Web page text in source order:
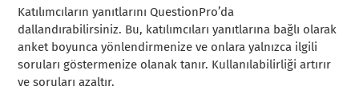
Katılımcıların yanıtlarını QuestionPro’da
dallandırabilirsiniz. Bu, katılımcıları yanıtlarına bağlı olarak
anket boyunca yönlendirmenize ve onlara yalnızca ilgili
soruları göstermenize olanak tanır. Kullanılabilirliği artırır
ve soruları azaltır.